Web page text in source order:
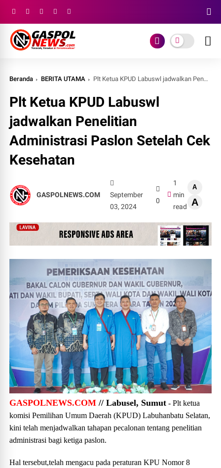
Beranda BERITA UTAMA Plt Ketua KPUD Labuswl jadwalkan Penelitian Administrasi Paslon Setelah Cek Kesehatan
Plt Ketua KPUD Labuswl
jadwalkan Penelitian
Administrasi Paslon Setelah Cek
Kesehatan
GASPOLNEWS.COM
September
03, 2024
0
1
min
read
A
A
GASPOLNEWS.COM // Labusel, Sumut - Plt ketua
komisi Pemilihan Umum Daerah (KPUD) Labuhanbatu Selatan,
kini telah menjadwalkan tahapan pecalonan tentang penelitian
administrasi bagi ketiga paslon.
Hal tersebut,telah mengacu pada peraturan KPU Nomor 8